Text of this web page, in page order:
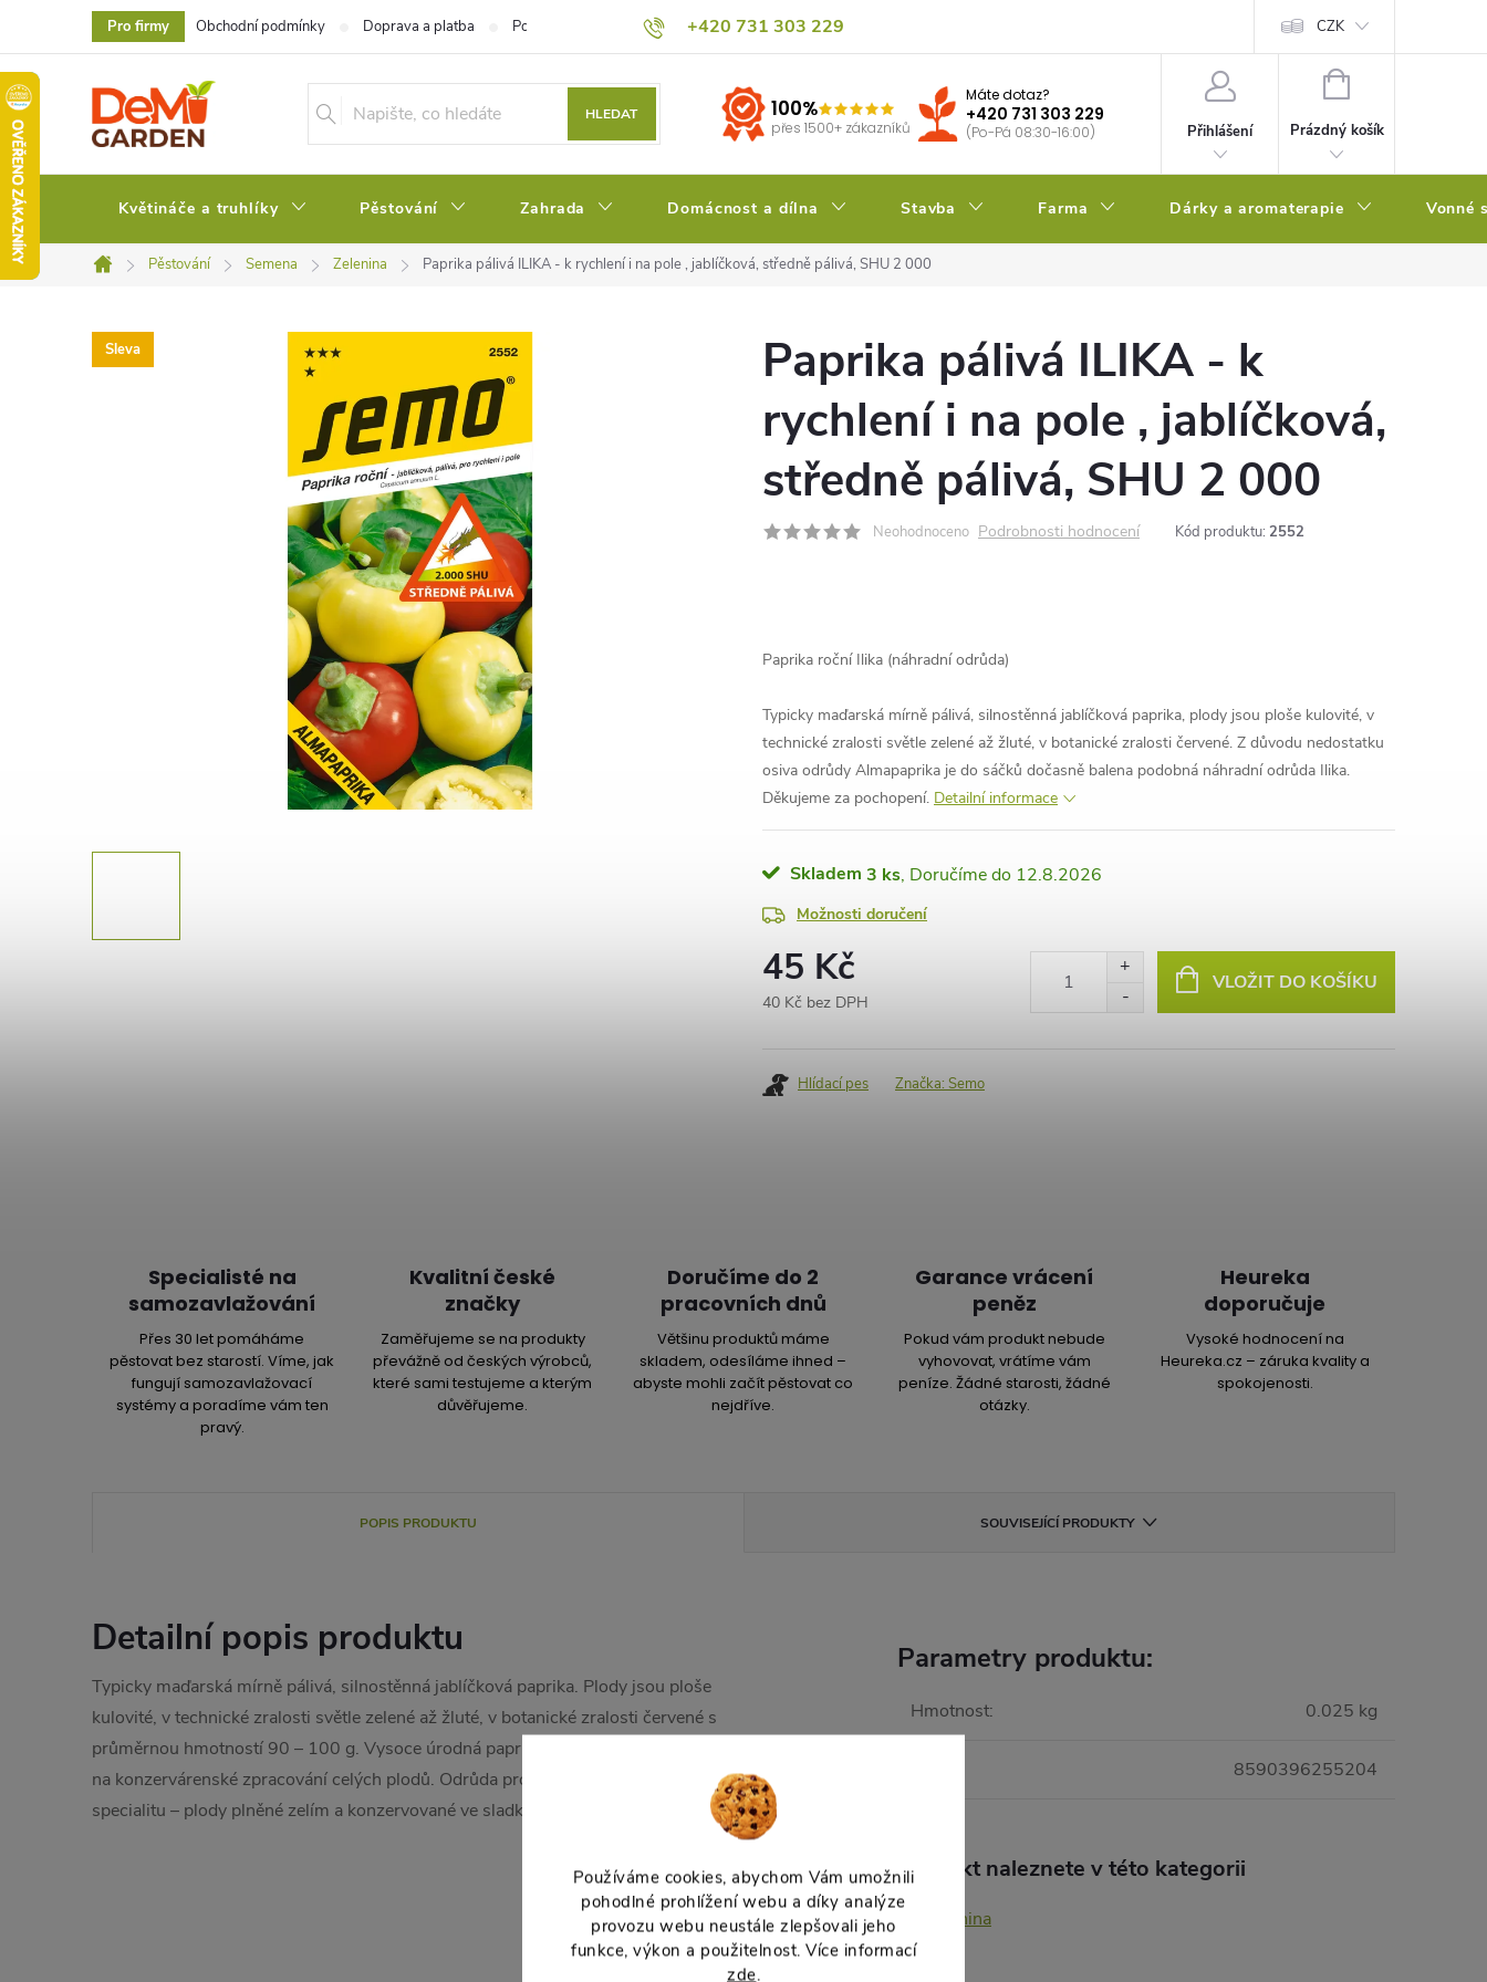
Používáme cookies, abychom Vám umožnili
pohodlné prohlížení webu a díky analýze
provozu webu neustále zlepšovali jeho
funkce, výkon a použitelnost. Více informací
zde.
obsah
+420 731 303 229
Pro firmy Obchodní podmínky Doprava a platba Podmínky ochrany osobních údajů Pěstitelský blog CZK
HLEDAT 100%
přes 1500+ zákazníků
Máte dotaz?
+420 731 303 229
(Po-Pá 08:30-16:00) Přihlášení
NÁKUPNÍ
Prázdný košík
Květináče a truhlíky Pěstování Zahrada Domácnost a dílna Stavba Farma Dárky a aromaterapie Vonné
Domů
Pěstování Semena Zelenina Paprika pálivá ILIKA - k rychlení i na pole , jablíčková, středně pálivá, SHU 2 000
Sleva
Paprika pálivá ILIKA - k
rychlení i na pole , jablíčková,
středně pálivá, SHU 2 000
Neohodnoceno Podrobnosti hodnocení Kód produktu: 2552
Paprika roční Ilika (náhradní odrůda)
Typicky maďarská mírně pálivá, silnostěnná jablíčková paprika, plody jsou ploše kulovité, v
technické zralosti světle zelené až žluté, v botanické zralosti červené. Z důvodu nedostatku
osiva odrůdy Almapaprika je do sáčků dočasně balena podobná náhradní odrůda Ilika.
Děkujeme za pochopení. Detailní informace
Skladem 3 ks 12.8.2026
Možnosti doručení
45 Kč
40 Kč bez DPH
VLOŽIT DO KOŠÍKU
Hlídací pes Značka: Semo
Specialisté na
samozavlažování
Přes 30 let pomáháme
pěstovat bez starostí. Víme, jak
fungují samozavlažovací
systémy a poradíme vám ten
pravý.
Kvalitní české
značky
Zaměřujeme se na produkty
převážně od českých výrobců,
které sami testujeme a kterým
důvěřujeme.
Doručíme do 2
pracovních dnů
Většinu produktů máme
skladem, odesíláme ihned –
abyste mohli začít pěstovat co
nejdříve.
Garance vrácení
peněz
Pokud vám produkt nebude
vyhovovat, vrátíme vám
peníze. Žádné starosti, žádné
otázky.
Heureka
doporučuje
Vysoké hodnocení na
Heureka.cz – záruka kvality a
spokojenosti.
POPIS PRODUKTU SOUVISEJÍCÍ PRODUKTY
Detailní popis produktu
Typicky maďarská mírně pálivá, silnostěnná jablíčková paprika. Plody jsou ploše
kulovité, v technické zralosti světle zelené až žluté, v botanické zralosti červené s
průměrnou hmotností 90 – 100 g. Vysoce úrodná paprika s výbornou chutí, určena
na konzervárenské zpracování celých plodů. Odrůda pro maďarskou národní
specialitu – plody plněné zelím a konzervované ve sladkokyselém nálevu.
Parametry produktu:
Hmotnost: 0.025 kg
8590396255204
Produkt naleznete v této kategorii
Zelenina